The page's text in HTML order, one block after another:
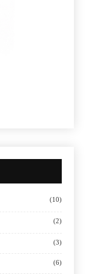
(10)
(2)
(3)
(6)